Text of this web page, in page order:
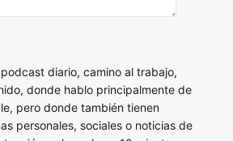
diario, camino al trabajo,
donde hablo principalmente de
pero donde también tienen
personales, sociales o noticias de